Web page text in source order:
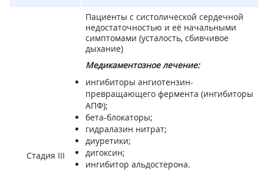
Стадия III
Пациенты с систолической сердечной
недостаточностью и её начальными
симптомами (усталость, сбивчивое
дыхание)
Медикаментозное лечение:
ингибиторы ангиотензин-
превращающего фермента (ингибиторы
АПФ);
бета-блокаторы;
гидралазин нитрат;
диуретики;
дигоксин;
ингибитор альдостерона.